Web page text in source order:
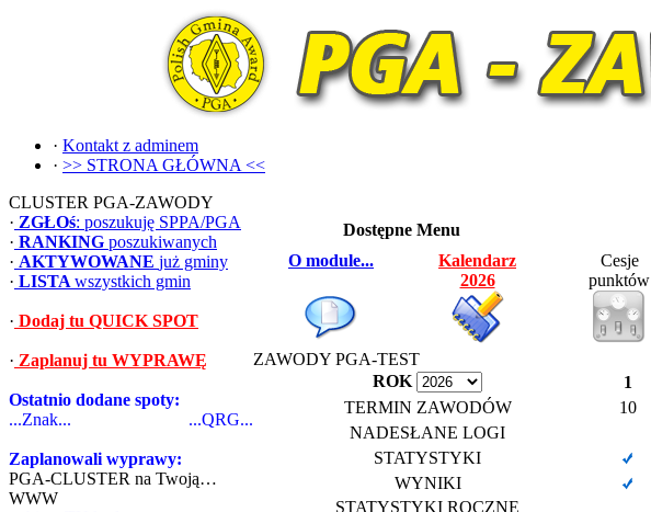
· Kontakt z adminem
· >> STRONA GŁÓWNA <<
CLUSTER PGA-ZAWODY
· ZGŁOś: poszukuję SPPA/PGA
· RANKING poszukiwanych
· AKTYWOWANE już gminy
· LISTA wszystkich gmin
· Dodaj tu QUICK SPOT
· Zaplanuj tu WYPRAWĘ
Ostatnio dodane spoty:
...Znak...
...QRG...
Zaplanowali wyprawy:
PGA-CLUSTER na Twoją…
WWW
Dostępne Menu
O module...
Kalendarz
2026
Cesje
punktów
ZAWODY PGA-TEST
ROK
1
TERMIN ZAWODÓW
10
NADESŁANE LOGI
STATYSTYKI
WYNIKI
STATYSTYKI ROCZNE